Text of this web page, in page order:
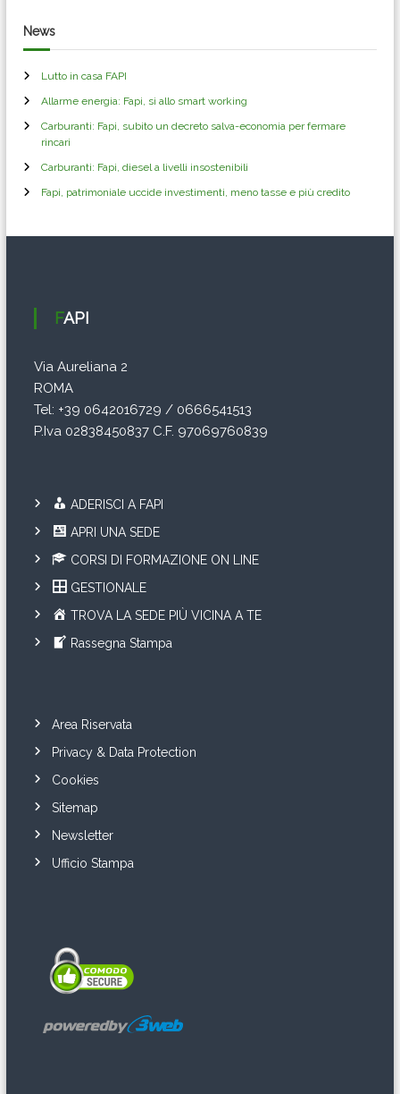
News
Lutto in casa FAPI
Allarme energia: Fapi, si allo smart working
Carburanti: Fapi, subito un decreto salva-economia per fermare
rincari
Carburanti: Fapi, diesel a livelli insostenibili
Fapi, patrimoniale uccide investimenti, meno tasse e più credito
FAPI
Via Aureliana 2
ROMA
Tel: +39 0642016729 / 0666541513
P.Iva 02838450837 C.F. 97069760839
ADERISCI A FAPI
APRI UNA SEDE
CORSI DI FORMAZIONE ON LINE
GESTIONALE
TROVA LA SEDE PIÙ VICINA A TE
Rassegna Stampa
Area Riservata
Privacy & Data Protection
Cookies
Sitemap
Newsletter
Ufficio Stampa